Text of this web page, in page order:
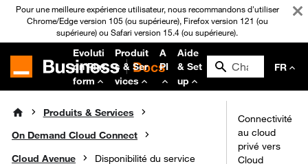
Pour une meilleure expérience utilisateur, nous recommandons d'utiliser
Chrome/Edge version 105 (ou supérieure), Firefox version 121 (ou
supérieure) ou Safari version 15.4 (ou supérieure).
Evoluti
on Plat
form
Produit
s & Ser
vices
A
PI
Aide
& Set
up
FR
Produits & Services
On Demand Cloud Connect
Cloud Avenue
Disponibilité du service
Connectivité
au cloud
privé vers
Cloud